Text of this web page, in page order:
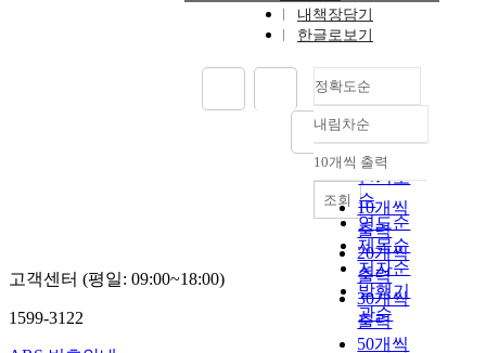
내책장담기
한글로보기
정확도순
정확도
순
인기도
순
연도순
제목순
저자순
발행기
관순
내림차순
내림차순
10개씩 출력
10개씩
출력
20개씩
출력
30개씩
출력
50개씩
조회
고객센터 (평일: 09:00~18:00)
1599-3122